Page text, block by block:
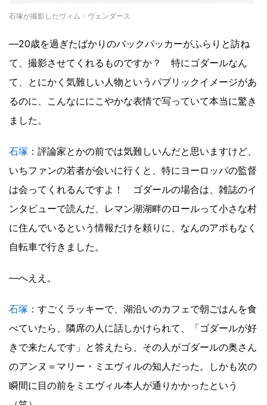
石塚が撮影したヴィム・ヴェンダース
―20歳を過ぎたばかりのバックパッカーがふらりと訪ね
て、撮影させてくれるものですか？ 特にゴダールなん
て、とにかく気難しい人物というパブリックイメージがあ
るのに、こんなににこやかな表情で写っていて本当に驚き
ました。
石塚 ：評論家とかの前では気難しいんだと思いますけど、
いちファンの若者が会いに行くと、特にヨーロッパの監督
は会ってくれるんですよ！ ゴダールの場合は、雑誌のイ
ンタビューで読んだ、レマン湖湖畔のロールって小さな村
に住んでいるという情報だけを頼りに、なんのアポもなく
自転車で行きました。
―へええ。
石塚 ：すごくラッキーで、湖沿いのカフェで朝ごはんを食
べていたら、隣席の人に話しかけられて、「ゴダールが好
きで来たんです」と答えたら、その人がゴダールの奥さん
のアンヌ＝マリー・ミエヴィルの知人だった。しかも次の
瞬間に目の前をミエヴィル本人が通りかかったという